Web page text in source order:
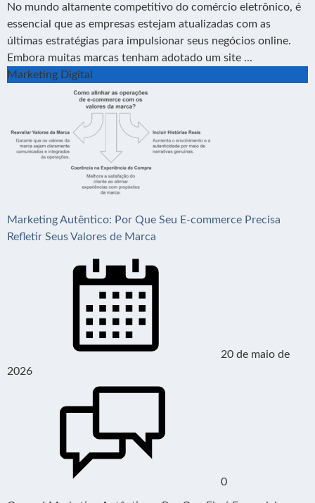
No mundo altamente competitivo do comércio eletrônico, é
essencial que as empresas estejam atualizadas com as
últimas estratégias para impulsionar seus negócios online.
Embora muitas marcas tenham adotado um site ...
Marketing Digital
Marketing Autêntico: Por Que Seu E-commerce Precisa
Refletir Seus Valores de Marca
20 de maio de
2026
0